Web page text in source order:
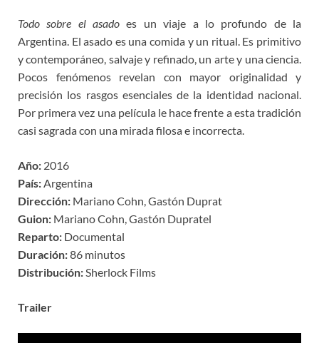
Todo sobre el asado es un viaje a lo profundo de la
Argentina. El asado es una comida y un ritual. Es primitivo
y contemporáneo, salvaje y refinado, un arte y una ciencia.
Pocos fenómenos revelan con mayor originalidad y
precisión los rasgos esenciales de la identidad nacional.
Por primera vez una película le hace frente a esta tradición
casi sagrada con una mirada filosa e incorrecta.
Año: 2016
País: Argentina
Dirección: Mariano Cohn, Gastón Duprat
Guion: Mariano Cohn, Gastón Dupratel
Reparto: Documental
Duración:86 minutos
Distribución: Sherlock Films
Trailer